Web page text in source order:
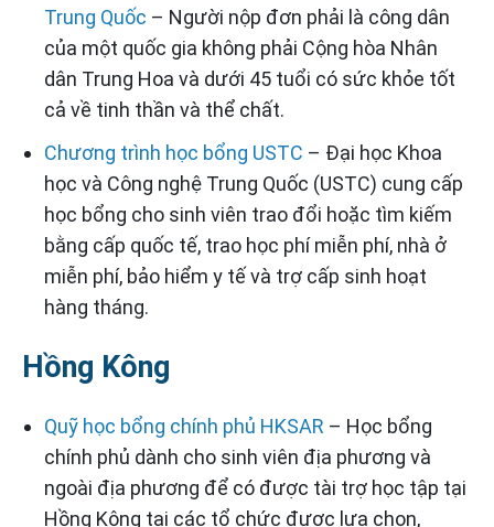
Trung Quốc – Người nộp đơn phải là công dân
của một quốc gia không phải Cộng hòa Nhân
dân Trung Hoa và dưới 45 tuổi có sức khỏe tốt
cả về tinh thần và thể chất.
Chương trình học bổng USTC – Đại học Khoa
học và Công nghệ Trung Quốc (USTC) cung cấp
học bổng cho sinh viên trao đổi hoặc tìm kiếm
bằng cấp quốc tế, trao học phí miễn phí, nhà ở
miễn phí, bảo hiểm y tế và trợ cấp sinh hoạt
hàng tháng.
Hồng Kông
Quỹ học bổng chính phủ HKSAR – Học bổng
chính phủ dành cho sinh viên địa phương và
ngoài địa phương để có được tài trợ học tập tại
Hồng Kông tại các tổ chức được lựa chọn,